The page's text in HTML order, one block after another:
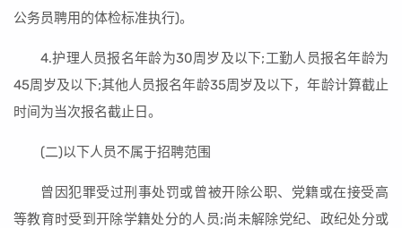
公务员聘用的体检标准执行)。
4.护理人员报名年龄为30周岁及以下;工勤人员报名年龄为
45周岁及以下;其他人员报名年龄35周岁及以下，年龄计算截止
时间为当次报名截止日。
(二)以下人员不属于招聘范围
曾因犯罪受过刑事处罚或曾被开除公职、党籍或在接受高
等教育时受到开除学籍处分的人员;尚未解除党纪、政纪处分或